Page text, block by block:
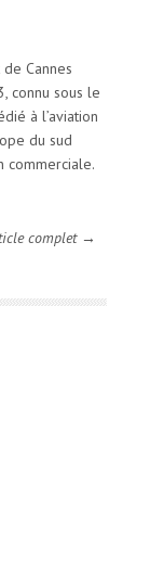
Cannes
connu sous le
à l’aviation
du sud
commerciale.
complet →